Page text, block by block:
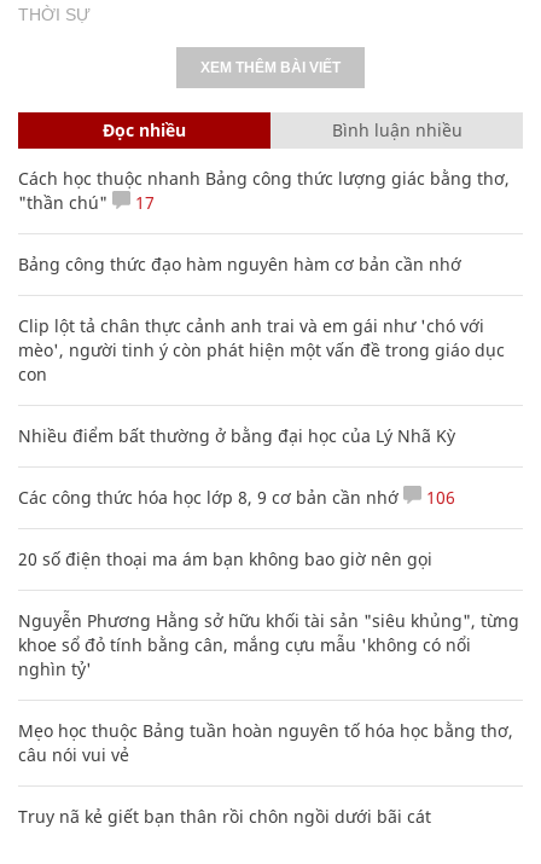
THỜI SỰ
XEM THÊM BÀI VIẾT
Đọc nhiều Bình luận nhiều
Cách học thuộc nhanh Bảng công thức lượng giác bằng thơ,
"thần chú"
17
Bảng công thức đạo hàm nguyên hàm cơ bản cần nhớ
Clip lột tả chân thực cảnh anh trai và em gái như 'chó với
mèo', người tinh ý còn phát hiện một vấn đề trong giáo dục
con
Nhiều điểm bất thường ở bằng đại học của Lý Nhã Kỳ
Các công thức hóa học lớp 8, 9 cơ bản cần nhớ 106
20 số điện thoại ma ám bạn không bao giờ nên gọi
Nguyễn Phương Hằng sở hữu khối tài sản "siêu khủng", từng
khoe sổ đỏ tính bằng cân, mắng cựu mẫu 'không có nổi
nghìn tỷ'
Mẹo học thuộc Bảng tuần hoàn nguyên tố hóa học bằng thơ,
câu nói vui vẻ
Truy nã kẻ giết bạn thân rồi chôn ngồi dưới bãi cát